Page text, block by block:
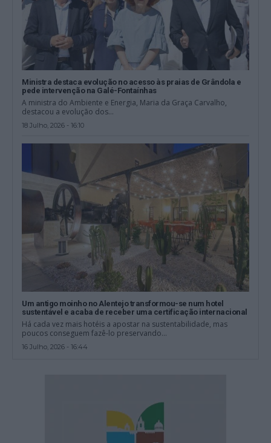
Ministra destaca evolução no acesso às praias de Grândola e
pede intervenção na Galé-Fontaínhas
A ministra do Ambiente e Energia, Maria da Graça Carvalho,
destacou a evolução dos...
18 Julho, 2026 - 16:10
Um antigo moinho no Alentejo transformou-se num hotel
sustentável e acaba de receber uma certificação internacional
Há cada vez mais hotéis a apostar na sustentabilidade, mas
poucos conseguem fazê-lo preservando...
16 Julho, 2026 - 16:44